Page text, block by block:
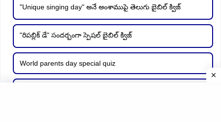
"Unique singing day" అనే అంశాముపై తెలుగు బైబిల్ క్విజ్
"రిపబ్లిక్ డే" సందర్బంగా స్పెషల్ బైబిల్ క్విజ్
World parents day special quiz